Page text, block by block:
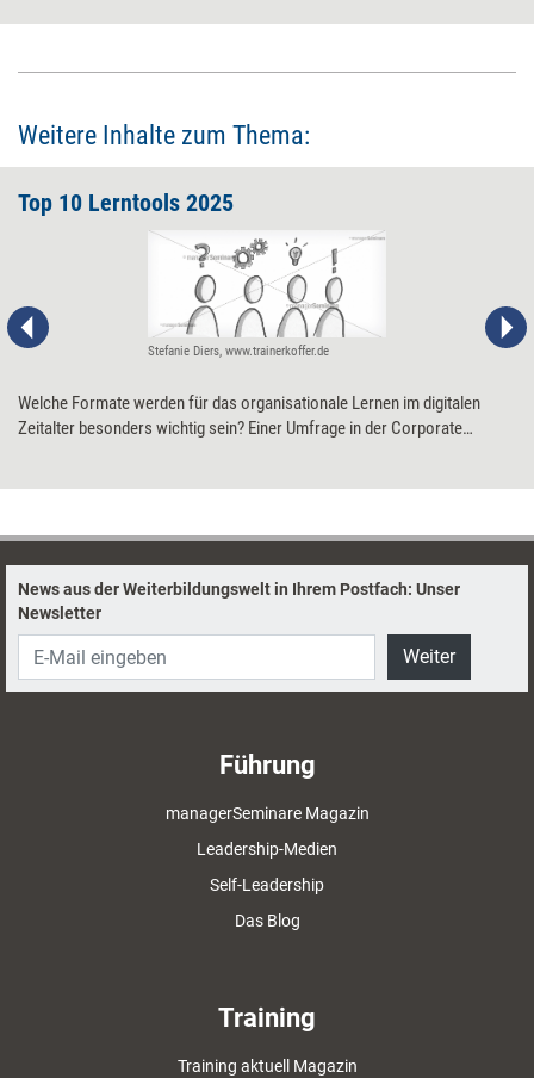
fördert und nicht zuletzt KI, die dem Lernen
Weitere Inhalte zum Thema:
Top 10 Lerntools 2025
Stefanie Diers, www.trainerkoffer.de
Welche Formate werden für das organisationale Lernen im digitalen
Zeitalter besonders wichtig sein? Einer Umfrage in der ­Corporate
News aus der Weiterbildungswelt in Ihrem Postfach: Unser
Newsletter
Weiter
Führung
managerSeminare Magazin
Leadership-Medien
Self-Leadership
Das Blog
Training
Training aktuell Magazin